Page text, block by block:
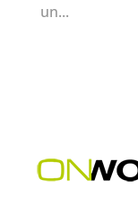
un...